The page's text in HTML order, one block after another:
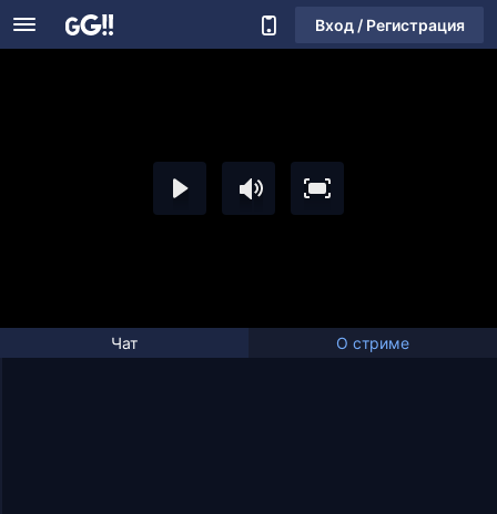
Вход / Регистрация
Чат О стриме